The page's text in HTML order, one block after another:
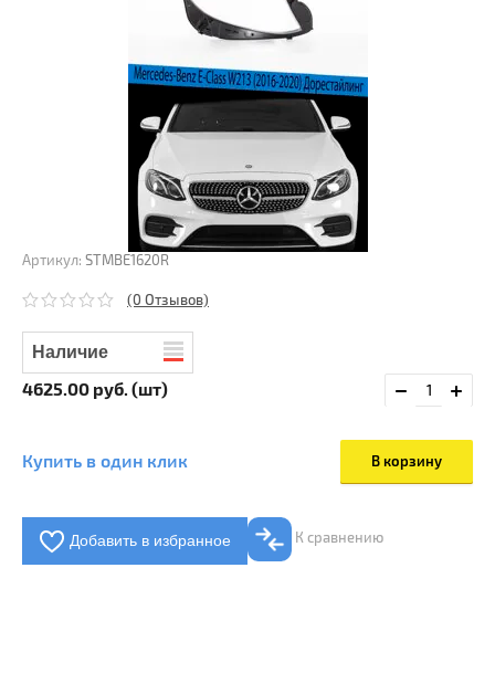
Артикул: STMBE1620R
(0 Отзывов)
Наличие
4625.00 руб. (шт)
Купить в один клик В корзину
Добавить в избранное К сравнению